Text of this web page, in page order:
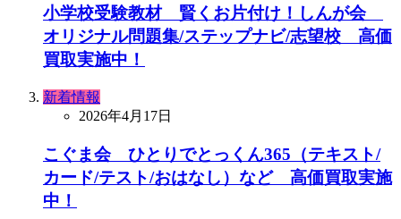
小学校受験教材 賢くお片付け！しんが会
オリジナル問題集/ステップナビ/志望校 高価
買取実施中！
新着情報
2026年4月17日
こぐま会 ひとりでとっくん365（テキスト/
カード/テスト/おはなし）など 高価買取実施
中！